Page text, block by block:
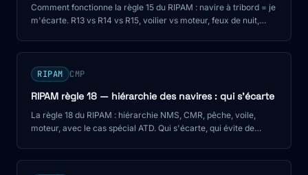
Comment fonctionne la règle 15 du RIPAM : navire à tribord = je
m'écarte. R13 vs R14 vs R15, voilier vs moteur, feux de nuit,
RIPAM CMP
RIPAM règle 18 — hiérarchie des navires : qui s'écarte
La règle 18 du RIPAM : hiérarchie NMS, CMR, pêche, voile,
moteur, avec le cas spécial ATD. Qui s'écarte, qui évite de